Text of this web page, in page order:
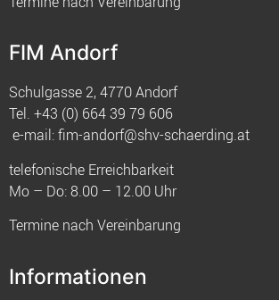
FIM Andorf
Schulgasse 2, 4770 Andorf
Tel. +43 (0) 664 39 79 606
e-mail:fim-andorf@shv-schaerding.at
telefonische Erreichbarkeit
Mo – Do: 8.00 – 12.00 Uhr
Termine nach Vereinbarung
Informationen